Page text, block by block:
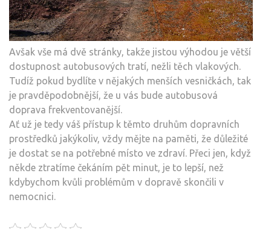
Avšak vše má dvě stránky, takže jistou výhodou je větší
dostupnost autobusových tratí, nežli těch vlakových.
Tudíž pokud bydlíte v nějakých menších vesničkách, tak
je pravděpodobnější, že u vás bude autobusová
doprava frekventovanější.
Ať už je tedy váš přístup k těmto druhům dopravních
prostředků jakýkoliv, vždy mějte na paměti, že důležité
je dostat se na potřebné místo ve zdraví. Přeci jen, když
někde ztratíme čekáním pět minut, je to lepší, než
kdybychom kvůli problémům v dopravě skončili v
nemocnici.